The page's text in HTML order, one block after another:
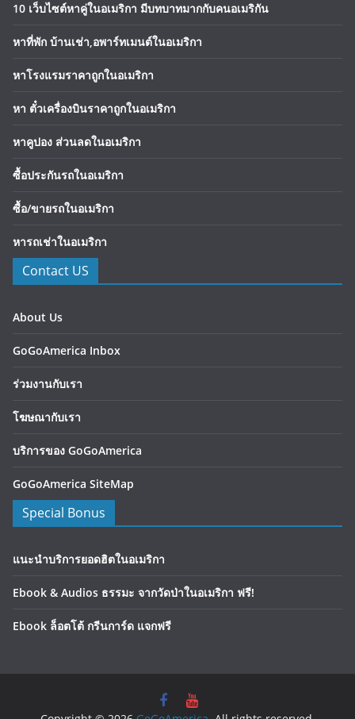
10 เว็บไซต์หาคู่ในอเมริกา มีบทบาทมากกับคนอเมริกัน
หาที่พัก บ้านเช่า,อพาร์ทเมนต์ในอเมริกา
หาโรงแรมราคาถูกในอเมริกา
หา ตั๋วเครื่องบินราคาถูกในอเมริกา
หาคูปอง ส่วนลดในอเมริกา
ซื้อประกันรถในอเมริกา
ซื้อ/ขายรถในอเมริกา
หารถเช่าในอเมริกา
Contact US
About Us
GoGoAmerica Inbox
ร่วมงานกับเรา
โฆษณากับเรา
บริการของ GoGoAmerica
GoGoAmerica SiteMap
Special Bonus
แนะนำบริการยอดฮิตในอเมริกา
Ebook & Audios ธรรมะ จากวัดป่าในอเมริกา ฟรี!
Ebook ล็อตโต้ กรีนการ์ด แจกฟรี